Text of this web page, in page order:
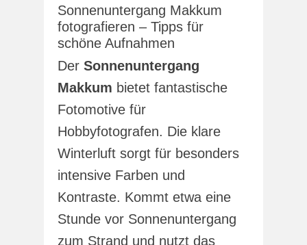
Sonnenuntergang Makkum
fotografieren – Tipps für
schöne Aufnahmen
Der Sonnenuntergang
Makkum bietet fantastische
Fotomotive für
Hobbyfotografen. Die klare
Winterluft sorgt für besonders
intensive Farben und
Kontraste. Kommt etwa eine
Stunde vor Sonnenuntergang
zum Strand und nutzt das